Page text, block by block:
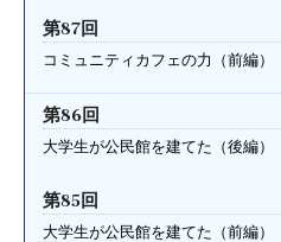
第87回
コミュニティカフェの力（前編）
第86回
大学生が公民館を建てた（後編）
第85回
大学生が公民館を建てた（前編）